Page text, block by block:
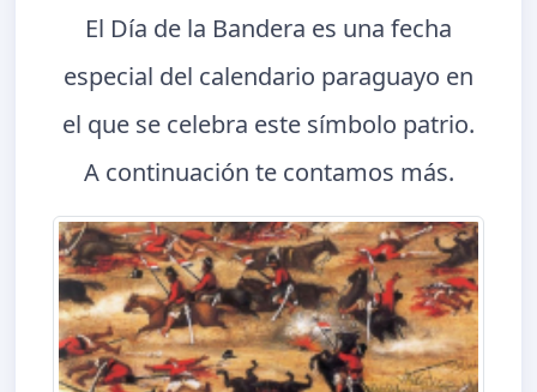
El Día de la Bandera es una fecha
especial del calendario paraguayo en
el que se celebra este símbolo patrio.
A continuación te contamos más.